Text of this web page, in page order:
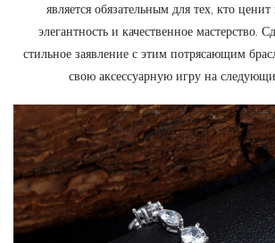
является обязательным для тех, кто
элегантность и качественное мастерство.
стильное заявление с этим потрясающим
свою аксессуарную игру на